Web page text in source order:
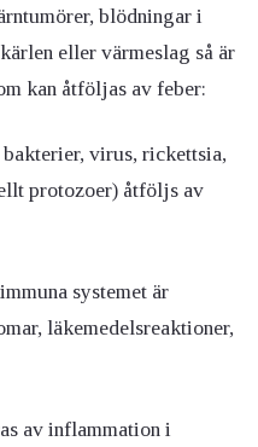
blödningar i
eller värmeslag så är
kan åtföljas av feber:
virus, rickettsia,
protozoer) åtföljs av
systemet är
läkemedelsreaktioner,
av inflammation i